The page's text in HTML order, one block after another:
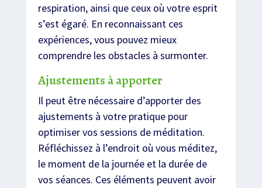
respiration, ainsi que ceux où votre esprit
s’est égaré. En reconnaissant ces
expériences, vous pouvez mieux
comprendre les obstacles à surmonter.
Ajustements à apporter
Il peut être nécessaire d’apporter des
ajustements à votre pratique pour
optimiser vos sessions de méditation.
Réfléchissez à l’endroit où vous méditez,
le moment de la journée et la durée de
vos séances. Ces éléments peuvent avoir